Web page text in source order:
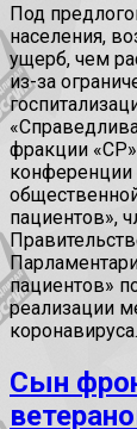
Под
населения,
ущерб, чем
из-за
фракции
конференции
пациентов»,
пациентов»
реализации
коронавируса.
Сын